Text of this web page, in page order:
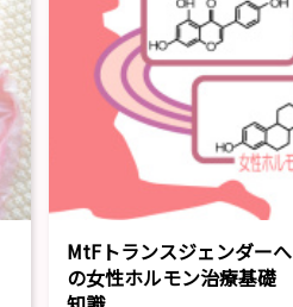
MtFトランスジェンダーへ
の女性ホルモン治療基礎